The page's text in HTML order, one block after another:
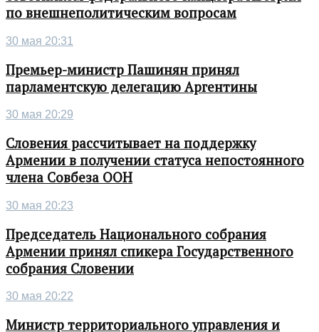
по внешнеполитическим вопросам
30 мая 20:31
Премьер-министр Пашинян принял
парламентскую делегацию Аргентины
30 мая 20:29
Словения рассчитывает на поддержку
Армении в получении статуса непостоянного
члена Совбеза ООН
30 мая 20:23
Председатель Национального собрания
Армении принял спикера Государственного
собрания Словении
30 мая 20:22
Министр территориального управления и